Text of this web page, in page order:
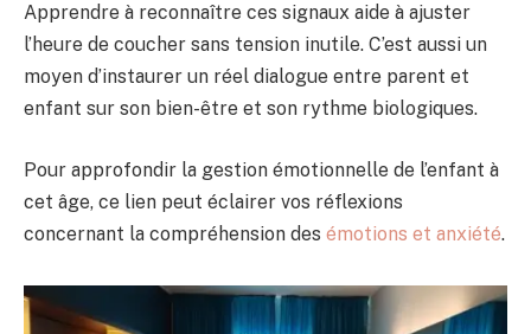
Apprendre à reconnaître ces signaux aide à ajuster
l’heure de coucher sans tension inutile. C’est aussi un
moyen d’instaurer un réel dialogue entre parent et
enfant sur son bien-être et son rythme biologiques.
Pour approfondir la gestion émotionnelle de l’enfant à
cet âge, ce lien peut éclairer vos réflexions
concernant la compréhension des émotions et anxiété.